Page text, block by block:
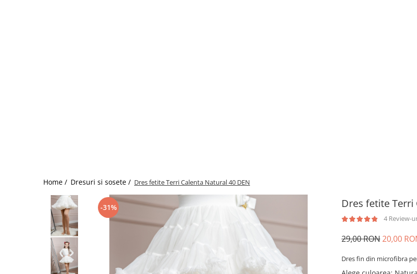
Home / Dresuri si sosete / Dres fetite Terri Calenta Natural 40 DEN
Dres fetite Terri
4 Review-
-31%
29,00 RON20,00
Dres fin din microfibra